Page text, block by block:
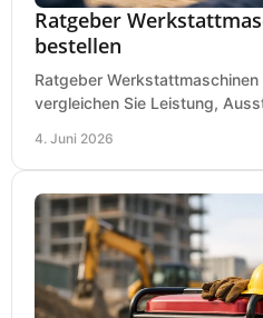
Ratgeber
bestellen
Ratgeber Werkstattmaschinen
vergleichen Sie Leistung,
4. Juni 2026